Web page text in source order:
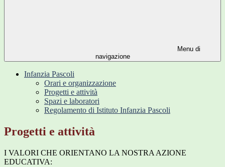
Menu di
navigazione
Infanzia Pascoli
Orari e organizzazione
Progetti e attività
Spazi e laboratori
Regolamento di Istituto Infanzia Pascoli
Progetti e attività
I VALORI CHE ORIENTANO LA NOSTRA AZIONE
EDUCATIVA: